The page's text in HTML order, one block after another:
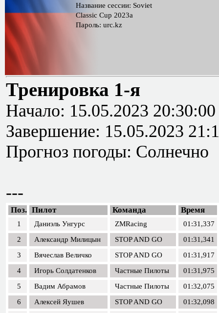
Название сессии: Soviet
Classic Cup 2023a
Пароль: urc.kz
Тренировка 1-я
Начало: 15.05.2023 20:30:00
Завершение: 15.05.2023
Прогноз погоды: Солнечно
---
Поз. Пилот Команда Время
1 Даниэль Унгурс ZMRacing
01:31,337
2
Александр Милицын STOP AND GO
01:31,341
3
Вячеслав Величко STOP AND GO
01:31,917
4
Игорь Солдатенков Частные Пилоты
01:31,975
5
Вадим Абрамов Частные Пилоты
01:32,075
6
Алексей Яушев STOP AND GO
01:32,098